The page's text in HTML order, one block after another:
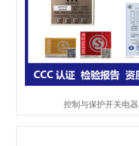
控制与保护开关电器